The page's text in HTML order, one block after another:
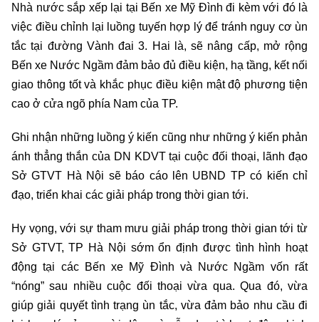
Nhà nước sắp xếp lại tại Bến xe Mỹ Đình đi kèm với đó là
việc điều chỉnh lại luồng tuyến hợp lý để tránh nguy cơ ùn
tắc tại đường Vành đai 3. Hai là, sẽ nâng cấp, mở rộng
Bến xe Nước Ngầm đảm bảo đủ điều kiện, hạ tầng, kết nối
giao thông tốt và khắc phục điều kiện mật độ phương tiện
cao ở cửa ngõ phía Nam của TP.
Ghi nhận những luồng ý kiến cũng như những ý kiến phản
ánh thẳng thắn của DN KDVT tại cuộc đối thoại, lãnh đạo
Sở GTVT Hà Nội sẽ báo cáo lên UBND TP có kiến chỉ
đạo, triển khai các giải pháp trong thời gian tới.
Hy vọng, với sự tham mưu giải pháp trong thời gian tới từ
Sở GTVT, TP Hà Nội sớm ổn định được tình hình hoạt
động tại các Bến xe Mỹ Đình và Nước Ngầm vốn rất
“nóng” sau nhiều cuộc đối thoại vừa qua. Qua đó, vừa
giúp giải quyết tình trạng ùn tắc, vừa đảm bảo nhu cầu đi